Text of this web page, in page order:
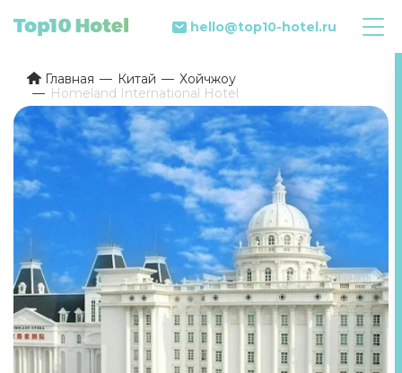
hello@top10-hotel.ru
Главная Китай
Хойчжоу
Homeland International Hotel